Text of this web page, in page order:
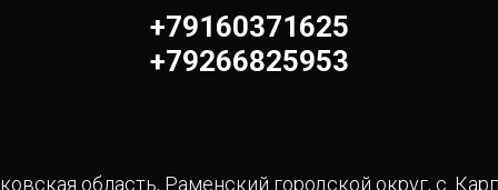
+79160371625
+79266825953
область, Раменский городской округ, с.